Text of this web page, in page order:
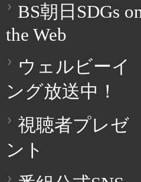
BS朝日SDGs
the Web
ウェルビーイ
ング放送中！
視聴者プレゼ
ント